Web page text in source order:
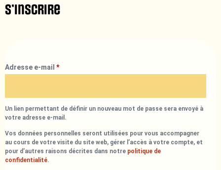
S’inscrire
Adresse e-mail *
Un lien permettant de définir un nouveau mot de passe sera envoyé à
votre adresse e-mail.
Vos données personnelles seront utilisées pour vous accompagner
au cours de votre visite du site web, gérer l’accès à votre compte, et
pour d’autres raisons décrites dans notre politique de
confidentialité.